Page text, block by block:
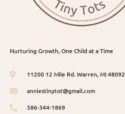
Nurturing Growth, One Child at a Time
11200 12 Mile Rd. Warren, MI 48092
anniestinytot@gmail.com
586-344-1869